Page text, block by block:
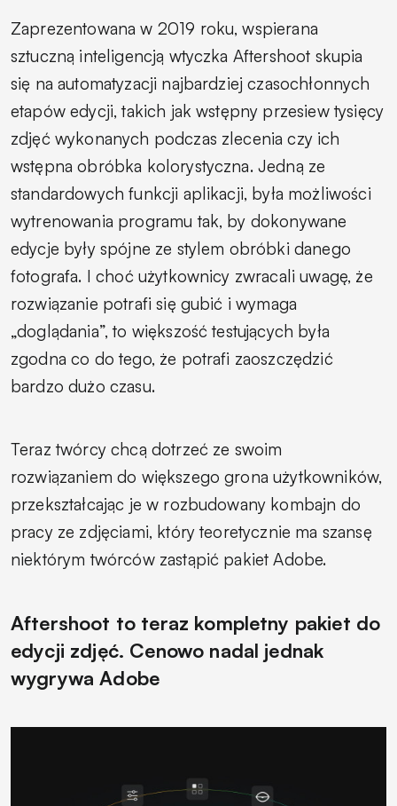
Zaprezentowana w 2019 roku, wspierana
sztuczną inteligencją wtyczka Aftershoot skupia
się na automatyzacji najbardziej czasochłonnych
etapów edycji, takich jak wstępny przesiew tysięcy
zdjęć wykonanych podczas zlecenia czy ich
wstępna obróbka kolorystyczna. Jedną ze
standardowych funkcji aplikacji, była możliwości
wytrenowania programu tak, by dokonywane
edycje były spójne ze stylem obróbki danego
fotografa. I choć użytkownicy zwracali uwagę, że
rozwiązanie potrafi się gubić i wymaga
„doglądania”, to większość testujących była
zgodna co do tego, że potrafi zaoszczędzić
bardzo dużo czasu.
Teraz twórcy chcą dotrzeć ze swoim
rozwiązaniem do większego grona użytkowników,
przekształcając je w rozbudowany kombajn do
pracy ze zdjęciami, który teoretycznie ma szansę
niektórym twórców zastąpić pakiet Adobe.
Aftershoot to teraz kompletny pakiet do
edycji zdjęć. Cenowo nadal jednak
wygrywa Adobe